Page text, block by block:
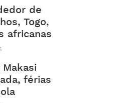
de
Togo,
africanas
Makasi
férias